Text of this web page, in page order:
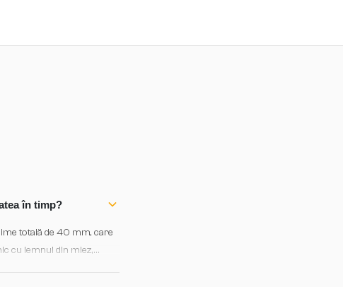
în timp?
totală de 40 mm, care
cu lemnul din miez,